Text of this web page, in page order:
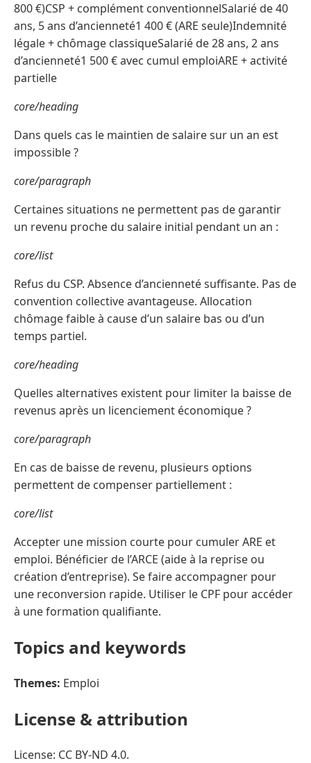
800 €)CSP + complément conventionnelSalarié de 40
ans, 5 ans d’ancienneté1 400 € (ARE seule)Indemnité
légale + chômage classiqueSalarié de 28 ans, 2 ans
d’ancienneté1 500 € avec cumul emploiARE + activité
partielle
core/heading
Dans quels cas le maintien de salaire sur un an est
impossible ?
core/paragraph
Certaines situations ne permettent pas de garantir
un revenu proche du salaire initial pendant un an :
core/list
Refus du CSP. Absence d’ancienneté suffisante. Pas de
convention collective avantageuse. Allocation
chômage faible à cause d’un salaire bas ou d’un
temps partiel.
core/heading
Quelles alternatives existent pour limiter la baisse de
revenus après un licenciement économique ?
core/paragraph
En cas de baisse de revenu, plusieurs options
permettent de compenser partiellement :
core/list
Accepter une mission courte pour cumuler ARE et
emploi. Bénéficier de l’ARCE (aide à la reprise ou
création d’entreprise). Se faire accompagner pour
une reconversion rapide. Utiliser le CPF pour accéder
à une formation qualifiante.
Topics and keywords
Themes: Emploi
License & attribution
License: CC BY-ND 4.0.